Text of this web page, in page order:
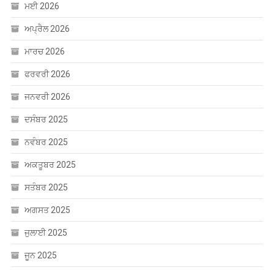
ਮਈ 2026
ਅਪ੍ਰੈਲ 2026
ਮਾਰਚ 2026
ਫਰਵਰੀ 2026
ਜਨਵਰੀ 2026
ਦਸੰਬਰ 2025
ਨਵੰਬਰ 2025
ਅਕਤੂਬਰ 2025
ਸਤੰਬਰ 2025
ਅਗਸਤ 2025
ਜੁਲਾਈ 2025
ਜੂਨ 2025